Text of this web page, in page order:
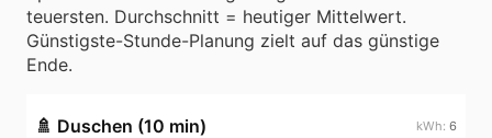
teuersten. Durchschnitt = heutiger Mittelwert.
Günstigste-Stunde-Planung zielt auf das günstige
Ende.
🚿 Duschen (10 min) 6